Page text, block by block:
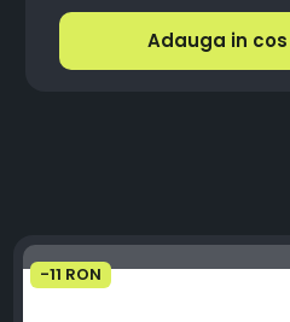
Adauga in cos
-11 RON